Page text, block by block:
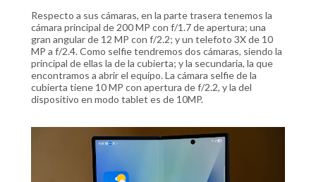
Respecto a sus cámaras, en la parte trasera tenemos la
cámara principal de 200 MP con f/1.7 de apertura; una
gran angular de 12 MP con f/2.2; y un telefoto 3X de 10
MP a f/2.4. Como selfie tendremos dos cámaras, siendo la
principal de ellas la de la cubierta; y la secundaria, la que
encontramos a abrir el equipo. La cámara selfie de la
cubierta tiene 10 MP con apertura de f/2.2, y la del
dispositivo en modo tablet es de 10MP.